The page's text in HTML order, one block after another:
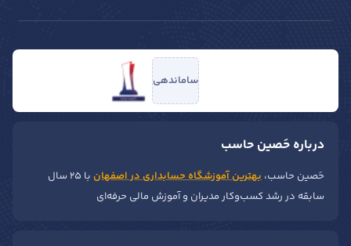
ساماندهی
درباره حَصین حاسب
حَصین حاسب، بهترین آموزشگاه حسابداری در اصفهان
با ۲۵ سال
سابقه در رشد کسب‌وکار مدیران و آموزش مالی حرفه‌ای